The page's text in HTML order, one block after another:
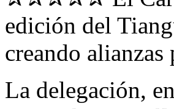
edición del
creando
La delegación,